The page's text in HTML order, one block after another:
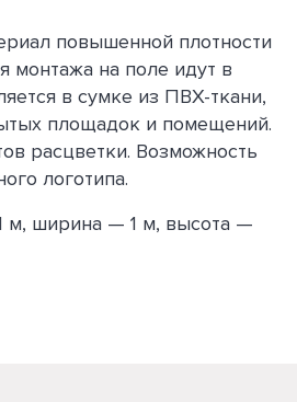
повышенной плотности
монтажа на поле идут в
в сумке из ПВХ-ткани,
площадок и помещений.
расцветки. Возможность
логотипа.
м, ширина — 1 м, высота —